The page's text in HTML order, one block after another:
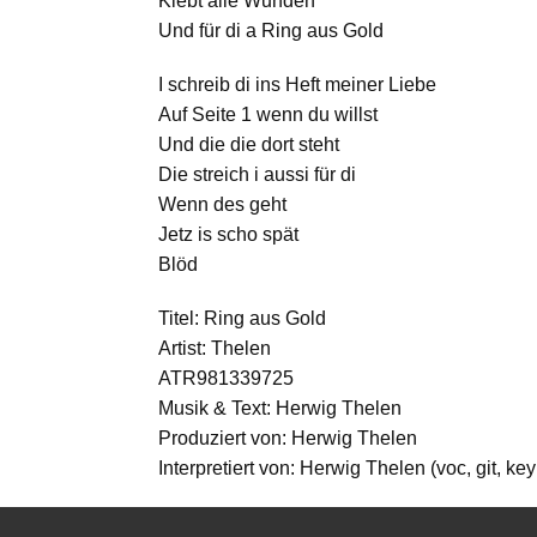
Und für di a Ring aus Gold
I schreib di ins Heft meiner Liebe
Auf Seite 1 wenn du willst
Und die die dort steht
Die streich i aussi für di
Wenn des geht
Jetz is scho spät
Blöd
Titel: Ring aus Gold
Artist: Thelen
ATR981339725
Musik & Text: Herwig Thelen
Produziert von: Herwig Thelen
Interpretiert von: Herwig Thelen (voc, git,